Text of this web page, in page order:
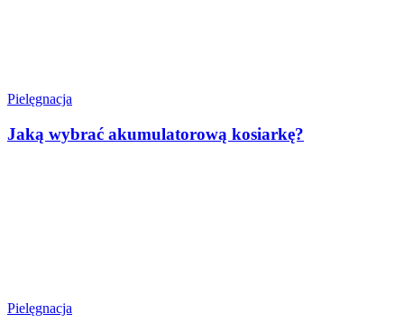
Pielęgnacja
Jaką wybrać akumulatorową kosiarkę?
Pielęgnacja